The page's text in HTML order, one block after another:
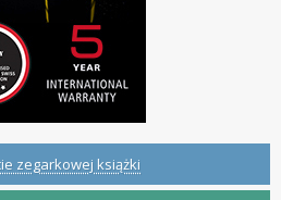
zegarkowej książki